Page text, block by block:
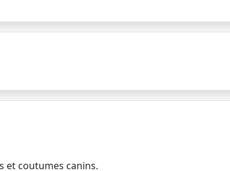
et coutumes canins.